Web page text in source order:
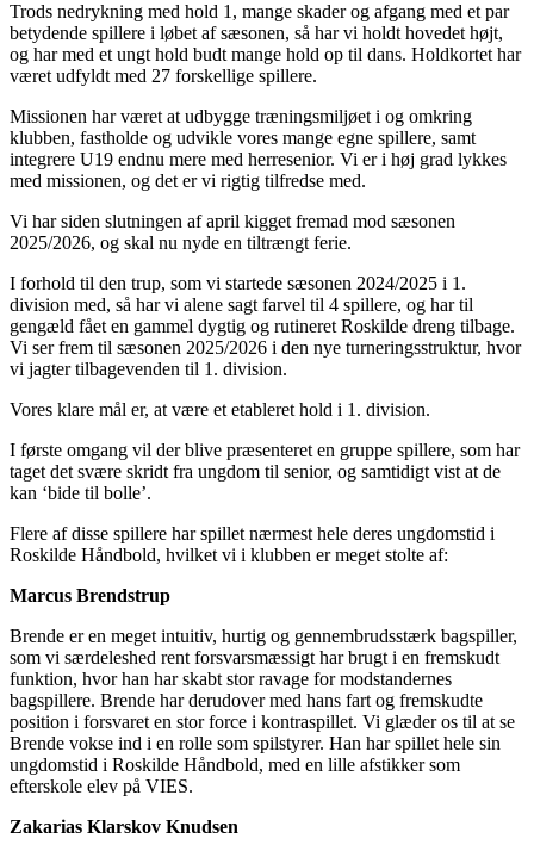
Trods nedrykning med hold 1, mange skader og afgang med et par
betydende spillere i løbet af sæsonen, så har vi holdt hovedet højt,
og har med et ungt hold budt mange hold op til dans. Holdkortet har
været udfyldt med 27 forskellige spillere.
Missionen har været at udbygge træningsmiljøet i og omkring
klubben, fastholde og udvikle vores mange egne spillere, samt
integrere U19 endnu mere med herresenior. Vi er i høj grad lykkes
med missionen, og det er vi rigtig tilfredse med.
Vi har siden slutningen af april kigget fremad mod sæsonen
2025/2026, og skal nu nyde en tiltrængt ferie.
I forhold til den trup, som vi startede sæsonen 2024/2025 i 1.
division med, så har vi alene sagt farvel til 4 spillere, og har til
gengæld fået en gammel dygtig og rutineret Roskilde dreng tilbage.
Vi ser frem til sæsonen 2025/2026 i den nye turneringsstruktur, hvor
vi jagter tilbagevenden til 1. division.
Vores klare mål er, at være et etableret hold i 1. division.
I første omgang vil der blive præsenteret en gruppe spillere, som har
taget det svære skridt fra ungdom til senior, og samtidigt vist at de
kan ‘bide til bolle’.
Flere af disse spillere har spillet nærmest hele deres ungdomstid i
Roskilde Håndbold, hvilket vi i klubben er meget stolte af:
Marcus Brendstrup
Brende er en meget intuitiv, hurtig og gennembrudsstærk bagspiller,
som vi særdeleshed rent forsvarsmæssigt har brugt i en fremskudt
funktion, hvor han har skabt stor ravage for modstandernes
bagspillere. Brende har derudover med hans fart og fremskudte
position i forsvaret en stor force i kontraspillet. Vi glæder os til at se
Brende vokse ind i en rolle som spilstyrer. Han har spillet hele sin
ungdomstid i Roskilde Håndbold, med en lille afstikker som
efterskole elev på VIES.
Zakarias Klarskov Knudsen